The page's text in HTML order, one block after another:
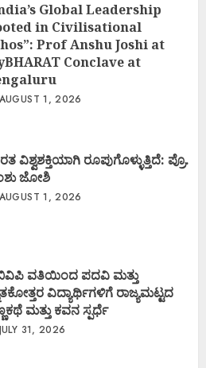
Global Leadership
in Civilisational
Prof Anshu Joshi at
Conclave at
AUGUST 1, 2026
ವಿಶ್ವಶಕ್ತಿಯಾಗಿ ರೂಪುಗೊಳ್ಳುತ್ತಿದೆ: ಪ್ರೊ.
ಜೋಶಿ
AUGUST 1, 2026
ವತಿಯಿಂದ ಪದವಿ ಮತ್ತು
ವಿದ್ಯಾರ್ಥಿಗಳಿಗೆ ರಾಜ್ಯಮಟ್ಟದ
ಮತ್ತು ಕವನ ಸ್ಪರ್ಧೆ
JULY 31, 2026